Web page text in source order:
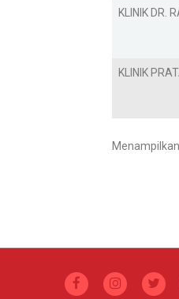
KLINIK DR.
KLINIK